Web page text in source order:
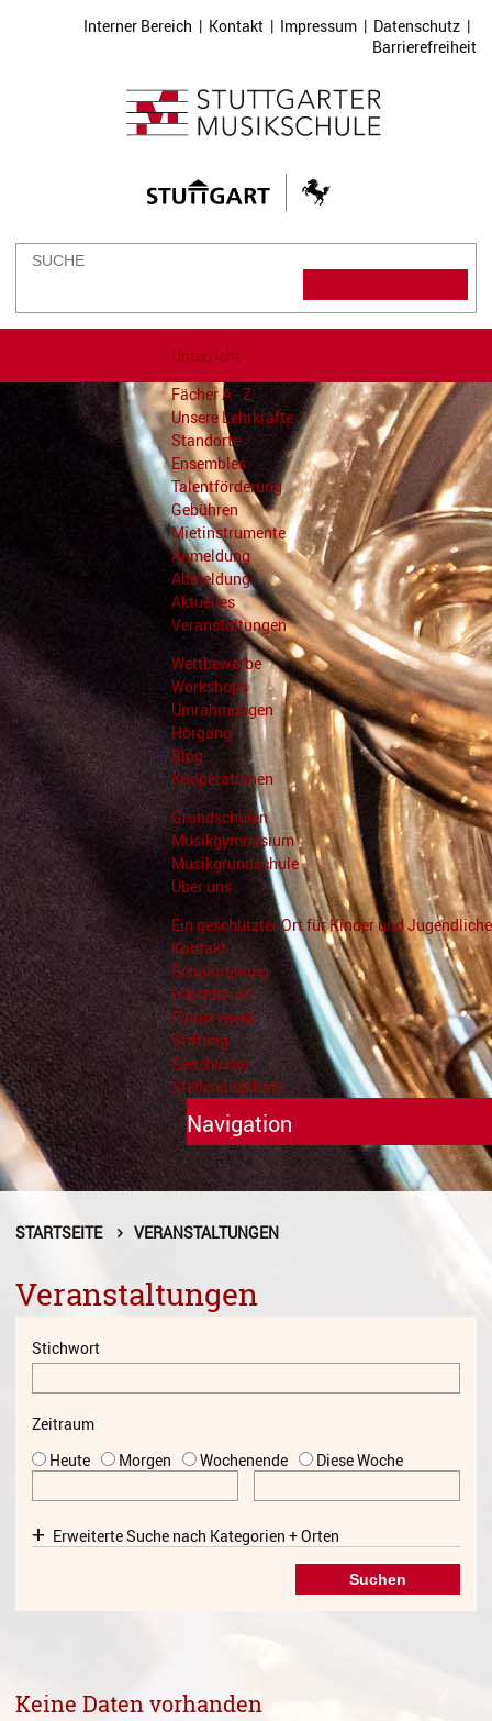
Interner Bereich | Kontakt | Impressum | Datenschutz |
Barrierefreiheit
Unterricht
Fächer A - Z
Unsere Lehrkräfte
Standorte
Ensembles
Talentförderung
Gebühren
Mietinstrumente
Anmeldung
Abmeldung
Aktuelles
Veranstaltungen
Wettbewerbe
Workshops
Umrahmungen
Hörgang
Blog
Kooperationen
Grundschulen
Musikgymnasium
Musikgrundschule
Über uns
Ein geschützter Ort für Kinder und Jugendliche
Kontakt
Schulordnung
Elternbeirat
Förderverein
Stiftung
Geschichte
Stellenangebote
Navigation
Unterricht
Fächer A - Z
Dirigieren
Feldenkrais
Instrumentenkarussell
Coaching
STARTSEITE VERANSTALTUNGEN
Veranstaltungen
Stichwort
Zeitraum
Heute
Morgen Wochenende Diese Woche
Erweiterte Suche nach Kategorien + Orten
Keine Daten vorhanden